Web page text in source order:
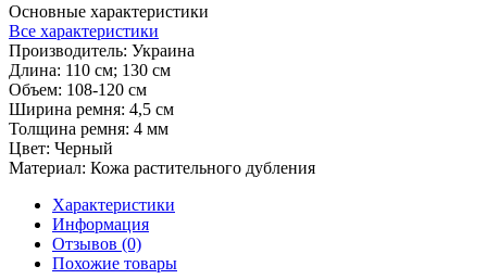
Основные характеристики
Все характеристики
Производитель: Украина
Длина: 110 см; 130 см
Объем: 108-120 см
Ширина ремня: 4,5 см
Толщина ремня: 4 мм
Цвет: Черный
Материал: Кожа растительного дубления
Характеристики
Информация
Отзывов (0)
Похожие товары